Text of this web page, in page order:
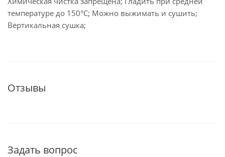
температуре до 150°С; Можно выжимать и сушить;
Вертикальная сушка;
Отзывы
Задать вопрос